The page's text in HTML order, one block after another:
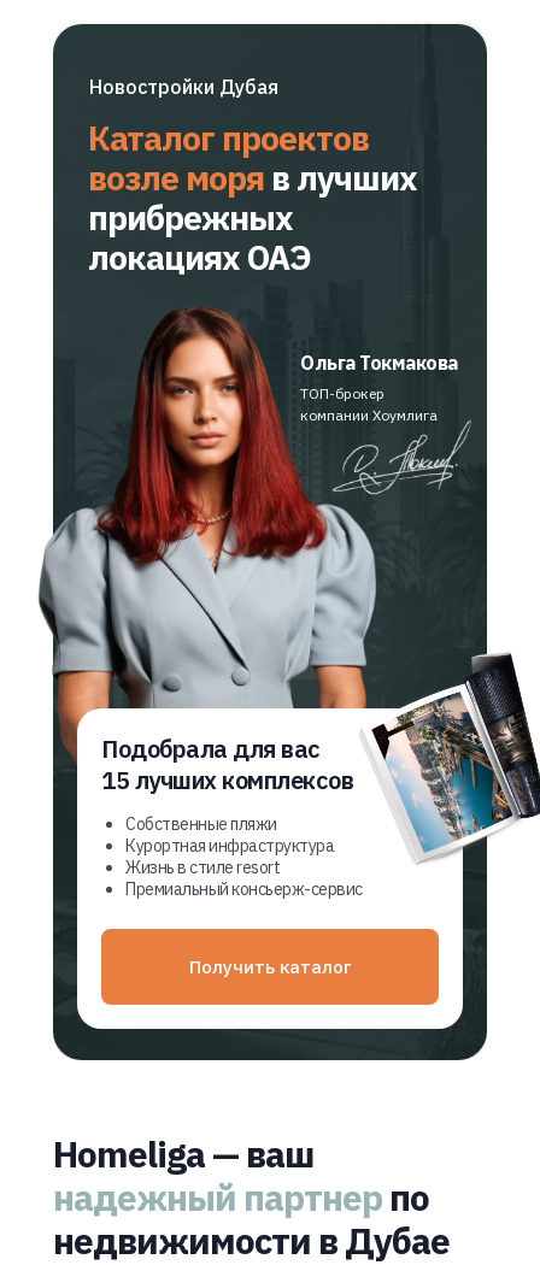
Каталог проектов
возле моря в лучших
прибрежных
локацияхОАЭ
Получить каталог
Подобрала для вас
15 лучших комплексов
Собственные пляжи
Курортная инфраструктура
Жизнь в стиле resort
Премиальный консьерж-сервис
Ольга Токмакова
ТОП-брокер
компании Хоумлига
Новостройки Дубая
Homeliga — ваш
надежный партнер по
недвижимости в Дубае